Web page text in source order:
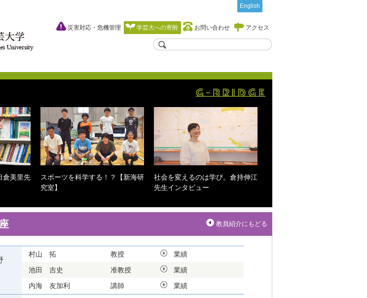
English
災害対応・危機管理 学芸大への寄附 お問い合わせ アクセス
倉美里先
スポーツを科学する！？【新海研
究室】
社会を変えるのは学び。倉持伸江
先生インタビュー
教員紹介にもどる
村山 拓 教授
業績
池田 吉史
准教授
業績
内海 友加利
講師 業績